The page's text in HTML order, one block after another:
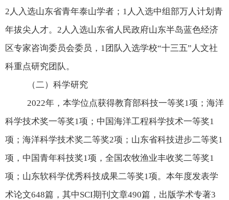
2 人入选山东省青年泰山学者； 1 人入选中组部万人计划青
年拔尖人才。 2 人入选山东省人民政府山东半岛蓝色经济
区专家咨询委员会委员， 1 团队入选学校“十三五”人文社
科重点研究团队。
（二）科学研究
2022年，本学位点获得教育部科技一等奖1项；海洋
科学技术奖一等奖1项；中国海洋工程科学技术一等奖1
项；海洋科学技术奖二等奖2项；山东省科技进步二等奖1
项，中国青年科技奖1项，全国农牧渔业丰收奖二等奖1
项；山东软科学优秀科技成果二等奖1项。本年度发表学
术论文648篇，其中SCI期刊文章490篇，出版学术专著3